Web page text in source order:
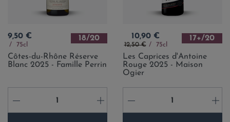
Prix
9,50 €
75cl
18/20
Côtes-du-Rhône Réserve
Blanc 2025 - Famille Perrin
- +
Prix
10,90 €
Prix de base
12,50 € 75cl
17+/20
Les Caprices d'Antoine
Rouge 2025 - Maison
Ogier
- +